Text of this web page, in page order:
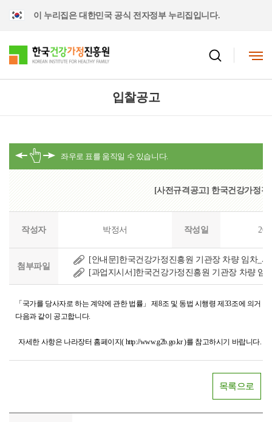
이 누리집은 대한민국 공식 전자정부 누리집입니다.
입찰공고
[사전규격공고] 한국건강가정진
작성자 박정서 작성일
첨부파일
[안내문]한국건강가정진흥원 기관장 차량 임차_사
[과업지시서]한국건강가정진흥원 기관장 차량 임
「국가를 당사자로 하는 계약에 관한 법률」 제8조 및 동법 시행령 제33조에 의거 「
다음과 같이 공고합니다.
자세한 사항은 나라장터 홈페이지( http://www.g2b.go.kr )를 참고하시기 바랍니다.
목록으로